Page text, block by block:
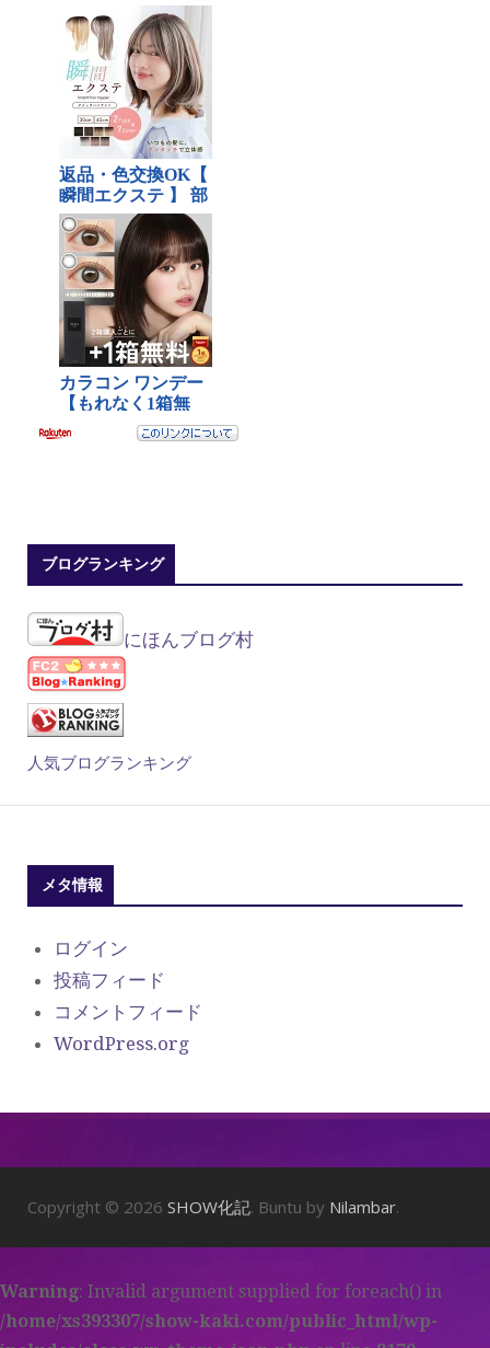
ブログランキング
にほんブログ村
人気ブログランキング
メタ情報
ログイン
投稿フィード
コメントフィード
WordPress.org
Copyright © 2026 SHOW化記. Buntu by Nilambar.
Warning: Invalid argument supplied for foreach() in
/home/xs393307/show-kaki.com/public_html/wp-